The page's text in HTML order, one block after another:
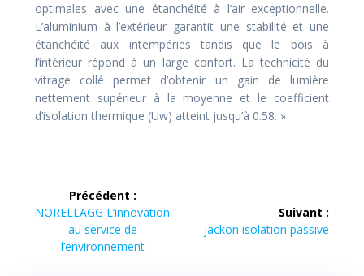
optimales avec une étanchéité à l’air exceptionnelle.
L’aluminium à l’extérieur garantit une stabilité et une
étanchéité aux intempéries tandis que le bois à
l’intérieur répond à un large confort. La technicité du
vitrage collé permet d’obtenir un gain de lumière
nettement supérieur à la moyenne et le coefficient
d’isolation thermique (Uw) atteint jusqu’à 0.58. »
Navigation
de
l’article
Précédent :
Article
précédent :
NORELLAGG L’innovation
au service de
l’environnement
Suivant :
Article
jackon isolation passive